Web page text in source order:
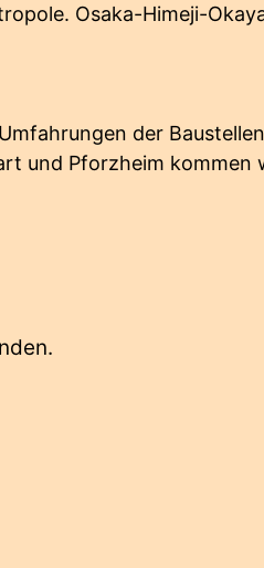
Osaka-Himeji-
der
und Pforzheim kommen